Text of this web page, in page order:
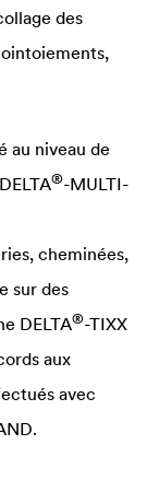
des
au niveau de
DELTA®-MULTI-
cheminées,
sur des
DELTA®-TIXX
aux
avec